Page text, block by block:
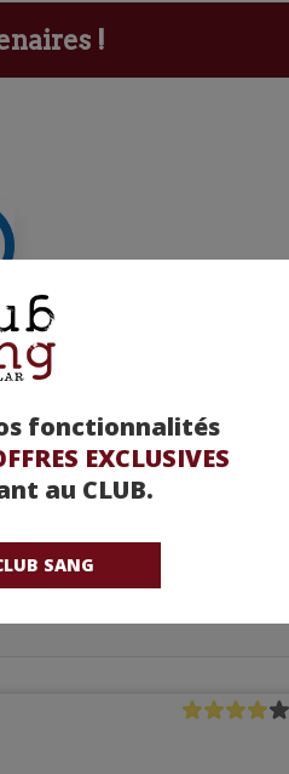
fonctionnalités
EXCLUSIVES
au CLUB.
SANG
!